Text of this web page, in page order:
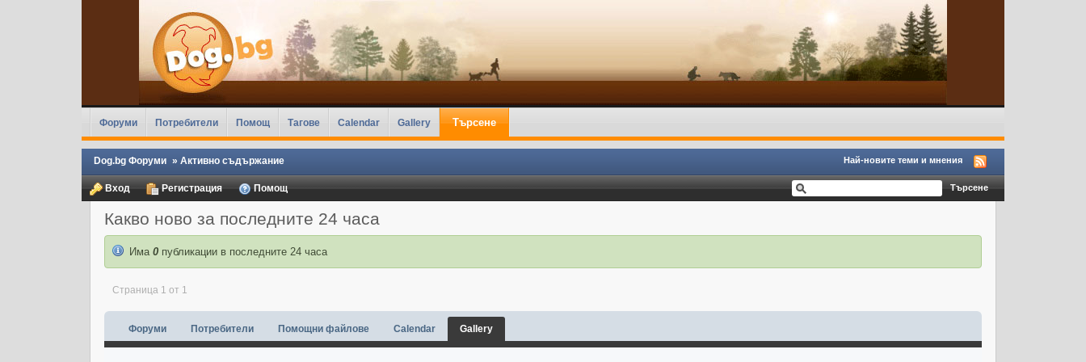
Форуми Потребители Помощ Тагове Calendar Gallery Търсене
Dog.bg Форуми » Активно съдържание Най-новите теми и мнения
Вход Регистрация Помощ
Какво ново за последните 24 часа
Има 0публикации в последните 24 часа
Страница 1 от 1
Форуми Потребители Помощни файлове Calendar Gallery